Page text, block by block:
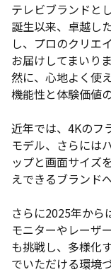
テレビブランドと
誕生以来、卓越し
し、プロのクリエ
お届けしてまいり
然に、心地よく使
機能性と体験価値
近年では、4Kのフ
モデル、さらには
ップと画面サイズ
えできるブランド
さらに2025年から
モニターやレーザ
も挑戦し、多様化
でいただける環境